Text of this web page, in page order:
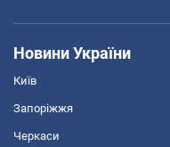
Новини України
Київ
Запоріжжя
Черкаси